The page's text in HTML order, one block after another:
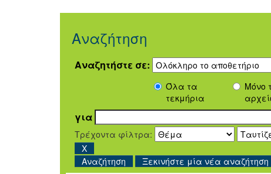
Αναζήτηση
Αναζητήστε σε:
Όλα τα
τεκμήρια
Μόνο
για
Τρέχοντα φίλτρα:
Ξεκινήστε μία νέα αναζήτηση